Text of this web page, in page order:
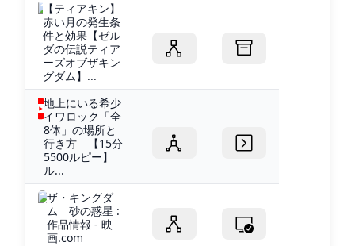
【ティアキン】
赤い月の発生条
件と効果【ゼル
ダの伝説ティア
ーズオブザキン
グダム】...
地上にいる希少
イワロック「全
8体」の場所と
行き方 【15分
5500ルピー】
ル...
ザ・キングダ
ム 砂の惑星 :
作品情報 - 映
画.com